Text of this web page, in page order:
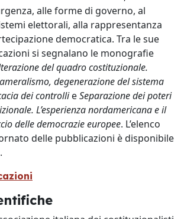
alle forme di governo, al
elettorali, alla rappresentanza
democratica. Tra le sue
si segnalano le monografie
del quadro costituzionale.
degenerazione del sistema
dei controllieSeparazione dei poteri
L’esperienza nordamericana e il
delle democrazie europee. L’elenco
delle pubblicazioni è disponibile